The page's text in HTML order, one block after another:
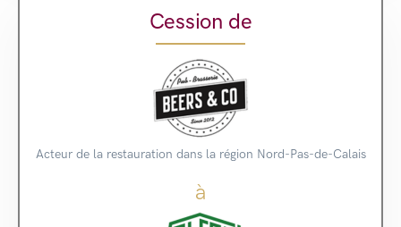
Cession de
Acteur de la restauration dans la région Nord-Pas-de-Calais
à